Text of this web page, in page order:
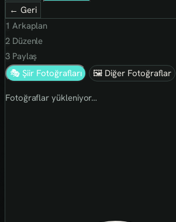
← Geri
1 Arkaplan
2Düzenle
3Paylaş
🎭 Şiir Fotoğrafları
🖼 Diğer Fotoğraflar
Fotoğraflar yükleniyor…